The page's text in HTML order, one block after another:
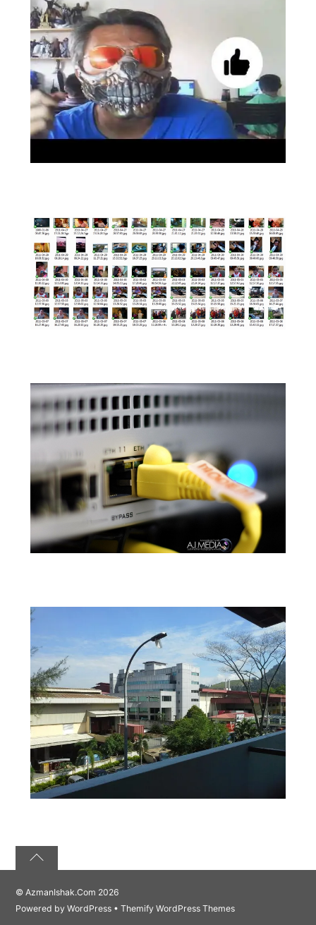
©AzmanIshak.Com 2026
Powered byWordPress •Themify WordPress Themes